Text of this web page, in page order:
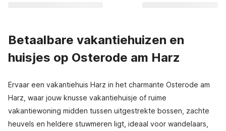
Betaalbare vakantiehuizen en
huisjes op Osterode am Harz
Ervaar een vakantiehuis Harz in het charmante Osterode am
Harz, waar jouw knusse vakantiehuisje of ruime
vakantiewoning midden tussen uitgestrekte bossen, zachte
heuvels en heldere stuwmeren ligt, ideaal voor wandelaars,